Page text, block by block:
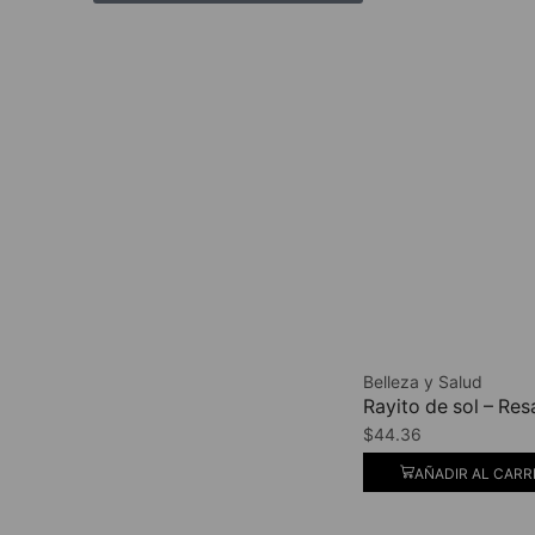
Belleza y Salud
Rayito de sol –
$44.36
AÑADIR AL